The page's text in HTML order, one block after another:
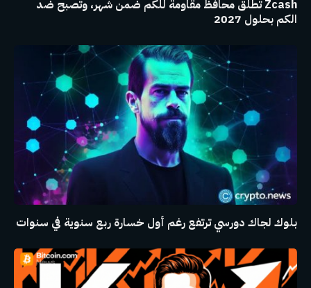
Zcash تطلق محافظ مقاومة للكم ضمن شهر، وتصبح ضد
الكم بحلول 2027
بلوك لجاك دورسي ترتفع رغم أول خسارة ربع سنوية في سنوات